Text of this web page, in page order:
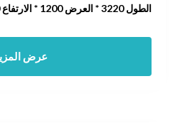
الطول 3220 * العرض 1200 * الارتفاع 1440 ملم
عرض